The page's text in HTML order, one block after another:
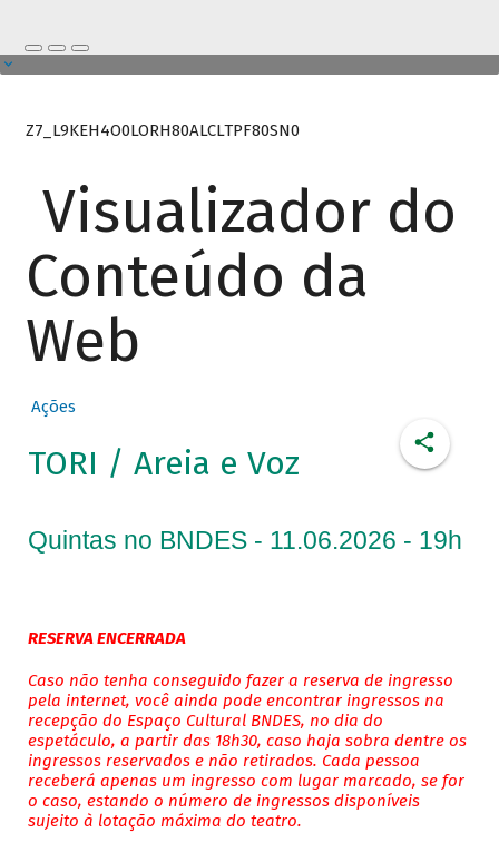
Z7_L9KEH4O0LORH80ALCLTPF80SN0
Visualizador do
Conteúdo da
Web
Ações
TORI / Areia e Voz
Quintas no BNDES - 11.06.2026 - 19h
RESERVA ENCERRADA
Caso não tenha conseguido fazer a reserva de ingresso
pela internet, você ainda pode encontrar ingressos na
recepção do Espaço Cultural BNDES, no dia do
espetáculo, a partir das 18h30, caso haja sobra dentre os
ingressos reservados e não retirados. Cada pessoa
receberá apenas um ingresso com lugar marcado, se for
o caso, estando o número de ingressos disponíveis
sujeito à lotação máxima do teatro.